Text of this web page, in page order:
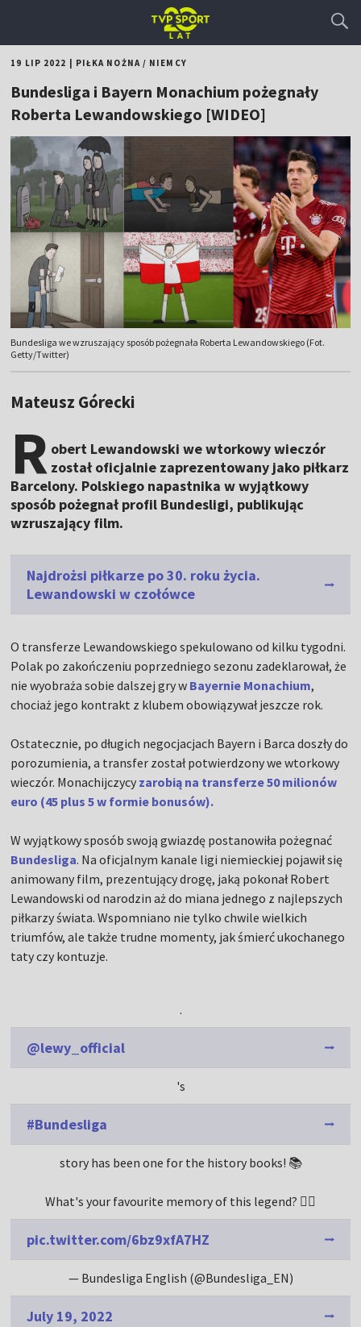
19 LIP 2022 PIŁKA NOŻNA/ NIEMCY
Bundesliga i Bayern Monachium pożegnały
Roberta Lewandowskiego [WIDEO]
Bundesliga we wzruszający sposób pożegnała Roberta Lewandowskiego (Fot.
Getty/Twitter)
Mateusz Górecki
R obert Lewandowski we wtorkowy wieczór
został oficjalnie zaprezentowany jako piłkarz
Barcelony. Polskiego napastnika w wyjątkowy
sposób pożegnał profil Bundesligi, publikując
wzruszający film.
Najdrożsi piłkarze po 30. roku życia.
Lewandowski w czołówce
O transferze Lewandowskiego spekulowano od kilku tygodni.
Polak po zakończeniu poprzedniego sezonu zadeklarował, że
nie wyobraża sobie dalszej gry w Bayernie Monachium,
chociaż jego kontrakt z klubem obowiązywał jeszcze rok.
Ostatecznie, po długich negocjacjach Bayern i Barca doszły do
porozumienia, a transfer został potwierdzony we wtorkowy
wieczór. Monachijczycy zarobią na transferze 50 milionów
euro (45 plus 5 w formie bonusów).
W wyjątkowy sposób swoją gwiazdę postanowiła pożegnać
Bundesliga. Na oficjalnym kanale ligi niemieckiej pojawił się
animowany film, prezentujący drogę, jaką pokonał Robert
Lewandowski od narodzin aż do miana jednego z najlepszych
piłkarzy świata. Wspomniano nie tylko chwile wielkich
triumfów, ale także trudne momenty, jak śmierć ukochanego
taty czy kontuzje.
.
@lewy_official
's
#Bundesliga
story has been one for the history books! 📚
What's your favourite memory of this legend? 👇🏻
pic.twitter.com/6bz9xfA7HZ
— Bundesliga English (@Bundesliga_EN)
July 19, 2022